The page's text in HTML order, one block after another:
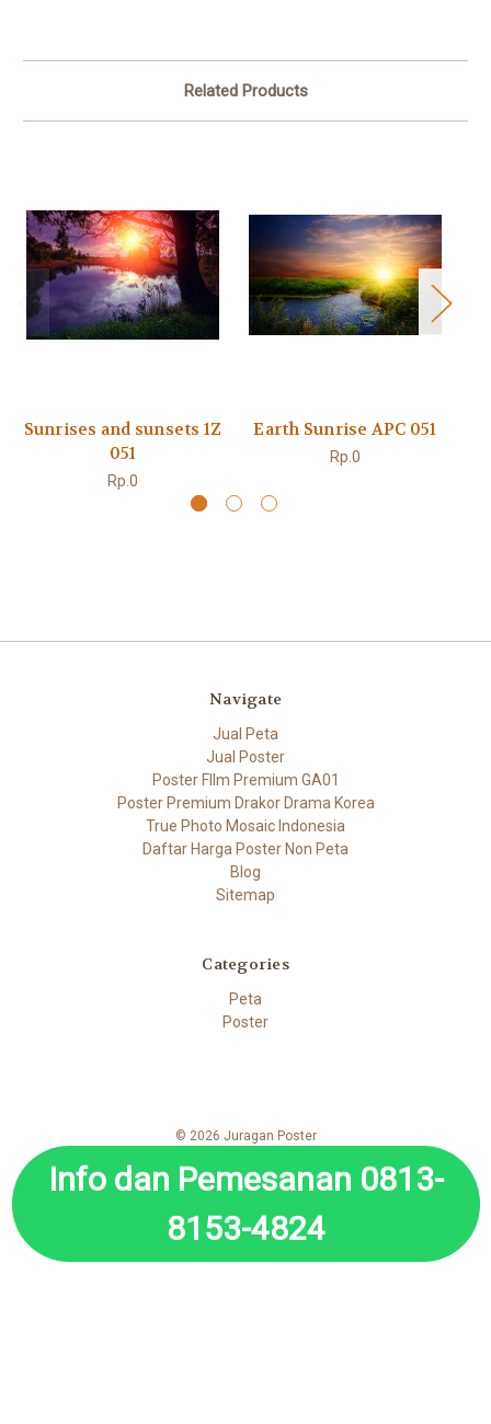
Related Products
Sunrises and sunsets 1Z
051
Rp.0
Earth Sunrise APC 051
Rp.0
Navigate
Jual Peta
Jual Poster
Poster FIlm Premium GA01
Poster Premium Drakor Drama Korea
True Photo Mosaic Indonesia
Daftar Harga Poster Non Peta
Blog
Sitemap
Categories
Peta
Poster
© 2026 Juragan Poster
Info dan Pemesanan 0813-
8153-4824